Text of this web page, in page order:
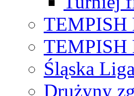
TEMPISH
TEMPISH
Śląska
Drużyny